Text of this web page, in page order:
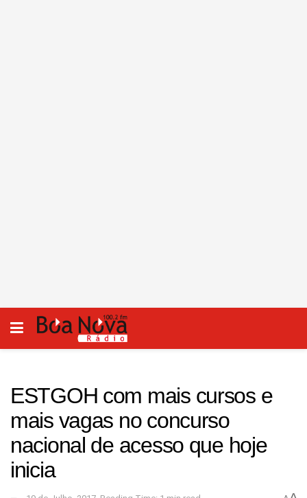
ESTGOH com mais cursos e
mais vagas no concurso
nacional de acesso que hoje
inicia